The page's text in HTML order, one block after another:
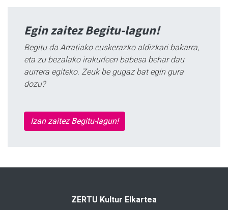
Egin zaitez Begitu-lagun!
Begitu da Arratiako euskerazko aldizkari bakarra,
eta zu bezalako irakurleen babesa behar dau
aurrera egiteko. Zeuk be gugaz bat egin gura
dozu?
Izan zaitez Begitu-lagun!
ZERTU Kultur Elkartea